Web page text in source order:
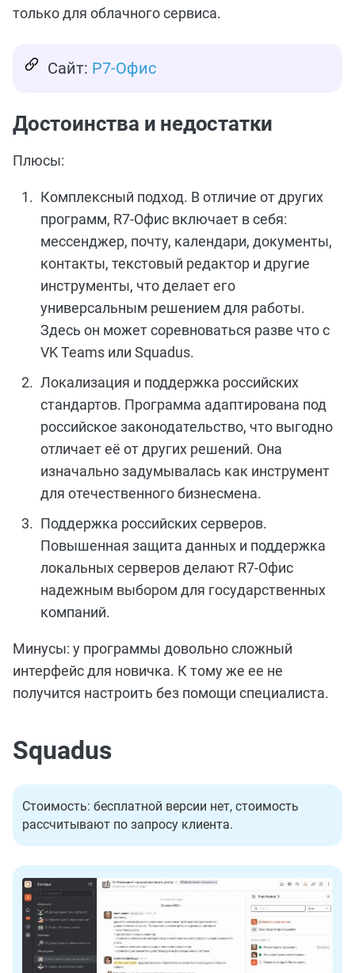
только для облачного сервиса.
Сайт: Р7-Офис
Достоинства и недостатки
Плюсы:
Комплексный подход. В отличие от других
программ, R7-Офис включает в себя:
мессенджер, почту, календари, документы,
контакты, текстовый редактор и другие
инструменты, что делает его
универсальным решением для работы.
Здесь он может соревноваться разве что с
VK Teams или Squadus.
Локализация и поддержка российских
стандартов. Программа адаптирована под
российское законодательство, что выгодно
отличает её от других решений. Она
изначально задумывалась как инструмент
для отечественного бизнесмена.
Поддержка российских серверов.
Повышенная защита данных и поддержка
локальных серверов делают R7-Офис
надежным выбором для государственных
компаний.
Минусы: у программы довольно сложный
интерфейс для новичка. К тому же ее не
получится настроить без помощи специалиста.
Squadus
Стоимость: бесплатной версии нет, стоимость
рассчитывают по запросу клиента.